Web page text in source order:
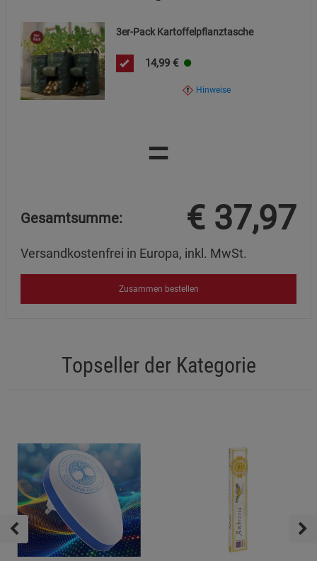
3er-Pack Kartoffelpflanztasche
14,99 €
Hinweise
=
Gesamtsumme: € 37,97
Versandkostenfrei in Europa, inkl. MwSt.
Zusammen bestellen
Topseller der Kategorie